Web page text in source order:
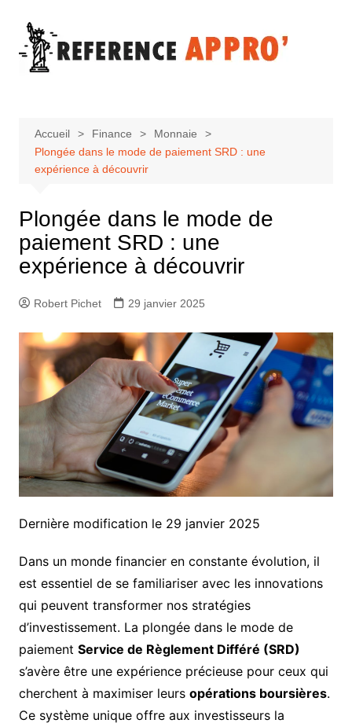
contenu
Accueil Finance
Monnaie
Plongée dans le mode de paiement SRD : une
expérience à découvrir
Plongée dans le mode de
paiement SRD : une
expérience à découvrir
Robert Pichet 29 janvier 2025
Dernière modification le 29 janvier 2025
Dans un monde financier en constante évolution, il
est essentiel de se familiariser avec les innovations
qui peuvent transformer nos stratégies
d’investissement. La plongée dans le mode de
paiement Service de Règlement Différé (SRD)
s’avère être une expérience précieuse pour ceux qui
cherchent à maximiser leurs opérations boursières.
Ce système unique offre aux investisseurs la